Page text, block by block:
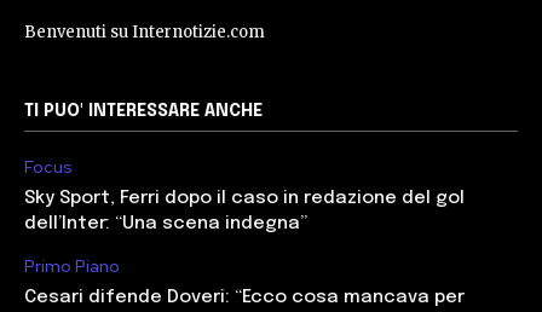
Benvenuti su Internotizie.com
TI PUO' INTERESSARE ANCHE
Focus
Sky Sport, Ferri dopo il caso in redazione del gol
dell’Inter: “Una scena indegna”
Primo Piano
Cesari difende Doveri: “Ecco cosa mancava per